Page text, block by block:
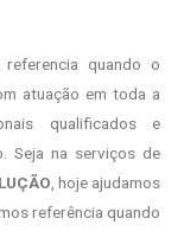
quando o
atuação em toda a
qualificados e
Seja na serviços de
, hoje ajudamos
referência quando